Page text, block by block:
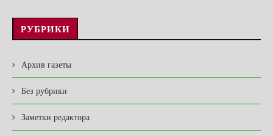
РУБРИКИ
Архив газеты
Без рубрики
Заметки редактора